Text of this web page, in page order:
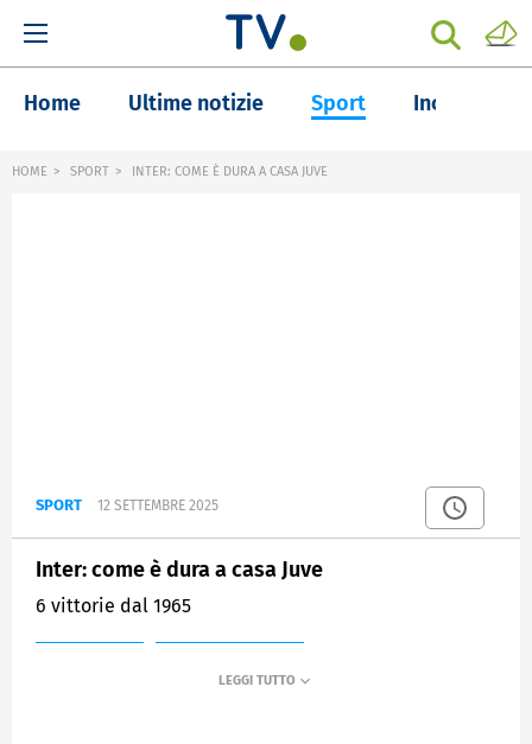
Home Ultime notizie Sport Inchieste
HOME SPORT INTER: COME È DURA A CASA JUVE
SPORT 12 SETTEMBRE 2025
Inter: come è dura a casa Juve
6 vittorie dal 1965